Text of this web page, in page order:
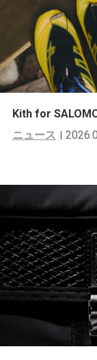
Kith for
ニュース